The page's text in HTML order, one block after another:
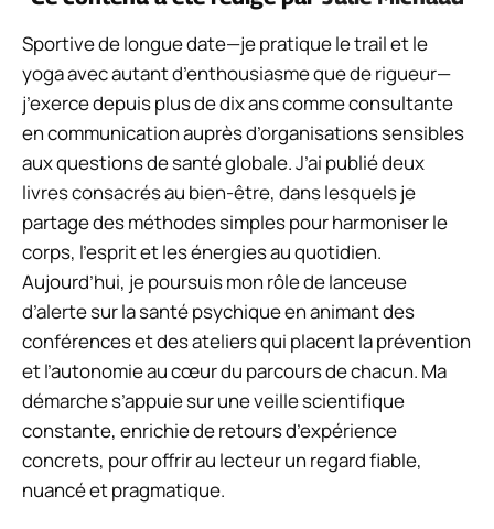
Sportive de longue date—je pratique le trail et le
yoga avec autant d’enthousiasme que de rigueur—
j’exerce depuis plus de dix ans comme consultante
en communication auprès d’organisations sensibles
aux questions de santé globale. J’ai publié deux
livres consacrés au bien-être, dans lesquels je
partage des méthodes simples pour harmoniser le
corps, l’esprit et les énergies au quotidien.
Aujourd’hui, je poursuis mon rôle de lanceuse
d’alerte sur la santé psychique en animant des
conférences et des ateliers qui placent la prévention
et l’autonomie au cœur du parcours de chacun. Ma
démarche s’appuie sur une veille scientifique
constante, enrichie de retours d’expérience
concrets, pour offrir au lecteur un regard fiable,
nuancé et pragmatique.